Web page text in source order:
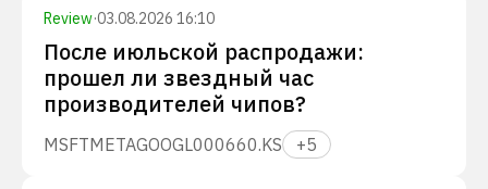
Review·03.08.2026 16:10
После июльской распродажи:
прошел ли звездный час
производителей чипов?
MSFTMETAGOOGL000660.KS +5